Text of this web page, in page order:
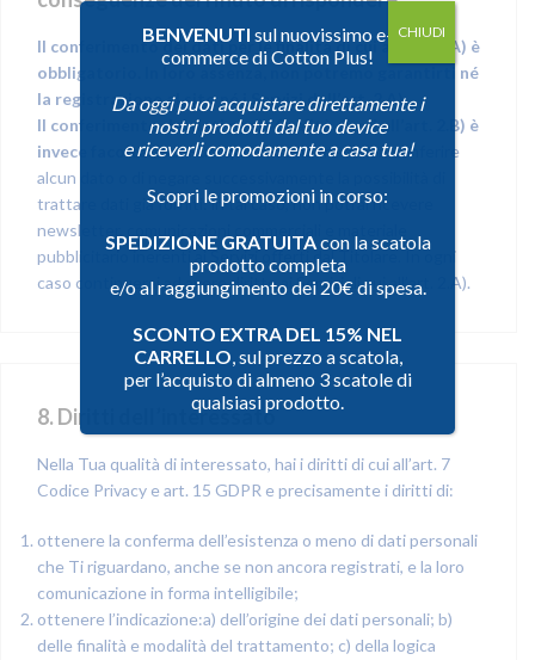
Il conferimento dei dati per le finalità di cui all’art. 2.A) è
obbligatorio. In loro assenza, non potremo garantirti né
la registrazione al sito né i Servizi dell’art. 2.A).
Il conferimento dei dati per le finalità di cui all’art. 2.B) è
invece facoltativo. Puoi quindi decidere di non conferire
alcun dato o di negare successivamente la possibilità di
trattare dati già forniti: in tal caso, non potrai ricevere
newsletter, comunicazioni commerciali e materiale
pubblicitario inerenti ai Servizi offerti dal Titolare. In ogni
caso continuerai ad avere diritto ai Servizi di cui all’art. 2.A).
8. Diritti dell’interessato
Nella Tua qualità di interessato, hai i diritti di cui all’art. 7
Codice Privacy e art. 15 GDPR e precisamente i diritti di:
ottenere la conferma dell’esistenza o meno di dati personali
che Ti riguardano, anche se non ancora registrati, e la loro
comunicazione in forma intelligibile;
ottenere l’indicazione:a) dell’origine dei dati personali; b)
delle finalità e modalità del trattamento; c) della logica
BENVENUTI sul nuovissimo e-
commerce di Cotton Plus!
Da oggi puoi acquistare direttamente i
nostri prodotti dal tuo device
e riceverli comodamente a casa tua!
Scopri le promozioni in corso:
SPEDIZIONE GRATUITAcon la scatola
prodotto completa
e/o al raggiungimento dei 20€ di spesa.
SCONTO EXTRA DEL 15% NEL
CARRELLO, sul prezzo a scatola,
per l’acquisto di almeno 3 scatole di
qualsiasi prodotto.
CHIUDI